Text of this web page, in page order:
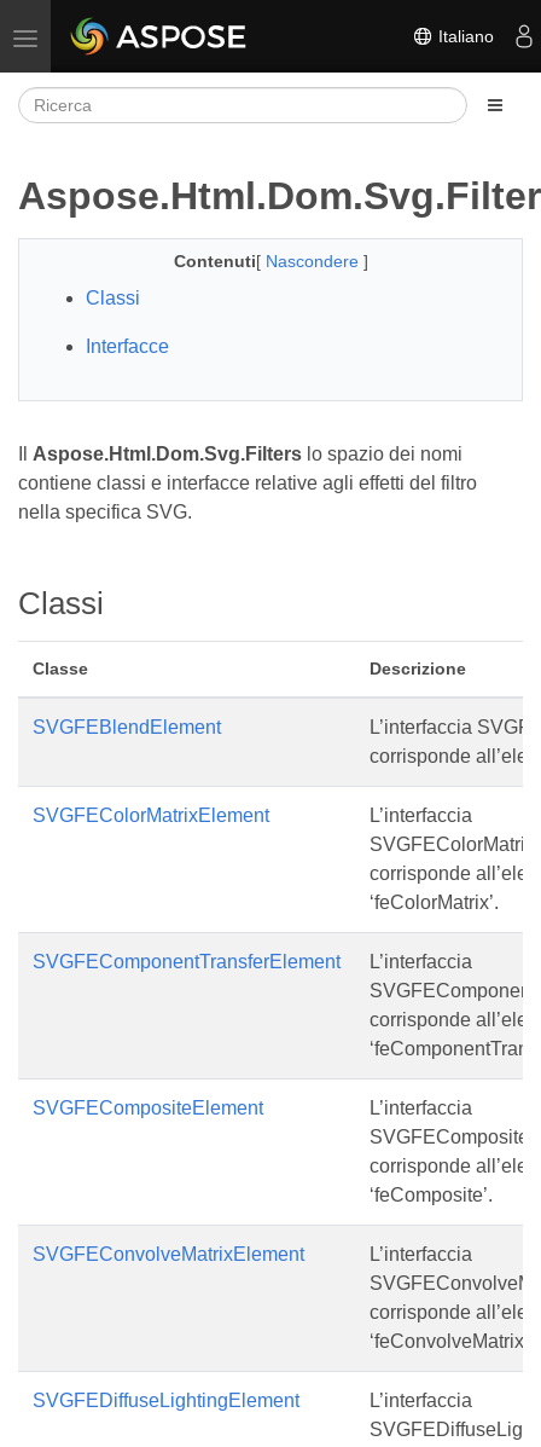
Attiva/disattiva la navigazione Italiano
Contenuti[ Nascondere ]
Classi
Interfacce
Aspose.Html.Dom.Svg.Filters lo spazio dei nomi
contiene classi e interfacce relative agli effetti del filtro
nella specifica SVG.
Classi
Classe Descrizione
SVGFEBlendElement
L’interfaccia
corrisponde
SVGFEColorMatrixElement
L’interfaccia
corrisponde
‘feColorMatrix’.
SVGFEComponentTransferElement
L’interfaccia
corrisponde
SVGFECompositeElement
L’interfaccia
corrisponde
‘feComposite’.
SVGFEConvolveMatrixElement
L’interfaccia
corrisponde
‘feConvolveMatrix’.
SVGFEDiffuseLightingElement
L’interfaccia